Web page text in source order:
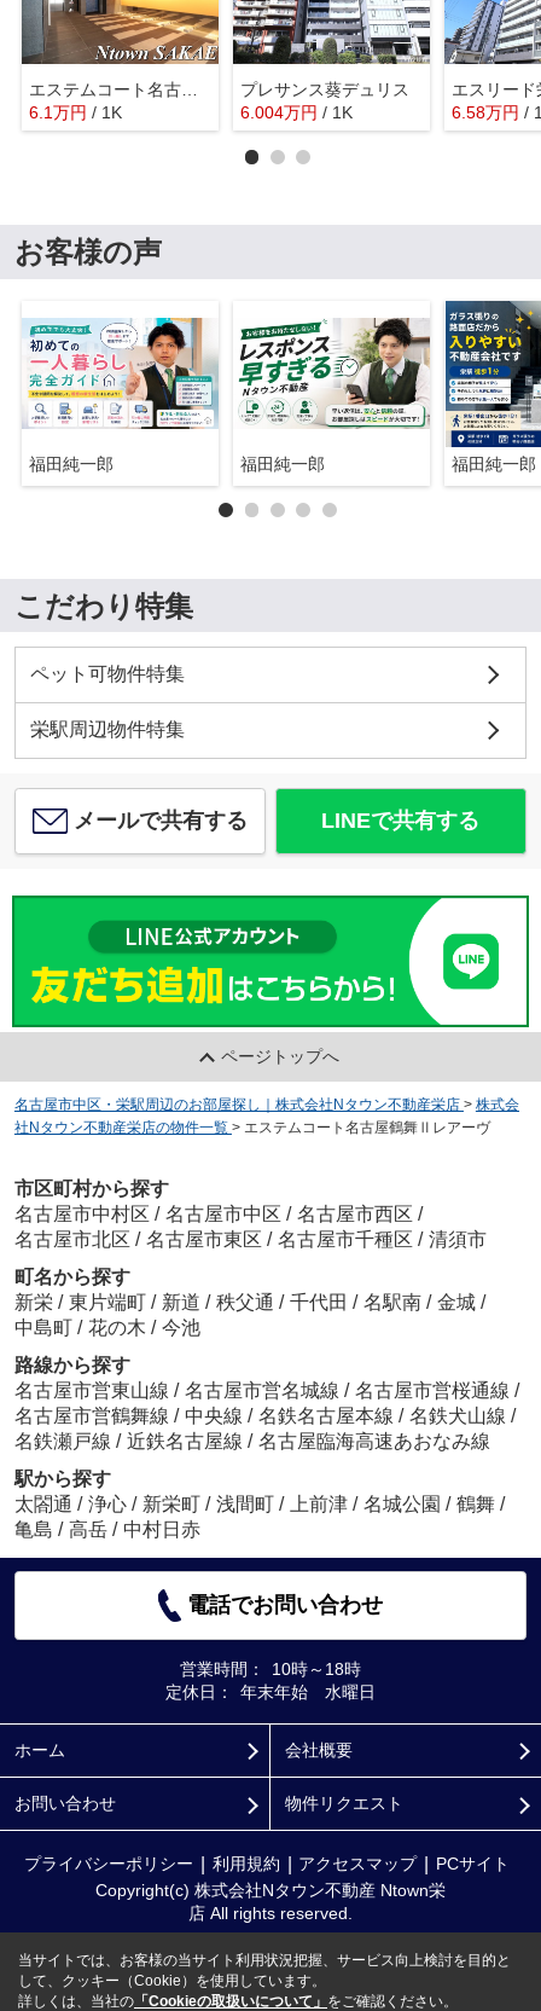
エステムコート名古屋新栄Ⅲグローリィ
6.1万円 / 1K
プレサンス葵デュリス
6.004万円 / 1K 6.58万円 /
お客様の声
福田純一郎 福田純一郎 福田純一郎
こだわり特集
ペット可物件特集
栄駅周辺物件特集
メールで共有する LINEで共有する
ページトップへ
名古屋市中区・栄駅周辺のお部屋探し｜株式会社Nタウン不動産栄店 > 株式会
社Nタウン不動産栄店の物件一覧 > エステムコート名古屋鶴舞Ⅱレアーヴ
市区町村から探す
名古屋市中村区 / 名古屋市中区 / 名古屋市西区 /
名古屋市北区 / 名古屋市東区 / 名古屋市千種区 / 清須市
町名から探す
新栄 / 東片端町 / 新道 / 秩父通 / 千代田 / 名駅南 / 金城 /
中島町 / 花の木 / 今池
路線から探す
名古屋市営東山線 / 名古屋市営名城線 / 名古屋市営桜通線 /
名古屋市営鶴舞線 / 中央線 / 名鉄名古屋本線 / 名鉄犬山線 /
名鉄瀬戸線 / 近鉄名古屋線 / 名古屋臨海高速あおなみ線
駅から探す
太閤通 / 浄心 / 新栄町 / 浅間町 / 上前津 / 名城公園 / 鶴舞 /
亀島 / 高岳 / 中村日赤
電話でお問い合わせ
営業時間：
10時～18時
定休日：
年末年始 水曜日
ホーム 会社概要
お問い合わせ 物件リクエスト
プライバシーポリシー 利用規約 アクセスマップ
PCサイト
Copyright(c) 株式会社Nタウン不動産 Ntown栄
店 All rights reserved.
当サイトでは、お客様の当サイト利用状況把握、サービス向上検討を目的と
して、クッキー（Cookie）を使用しています。
詳しくは、当社の 「Cookieの取扱いについて」 をご確認ください。